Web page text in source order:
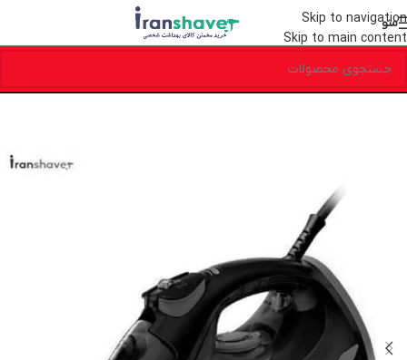
Skip to navigation
Skip to main content
منو